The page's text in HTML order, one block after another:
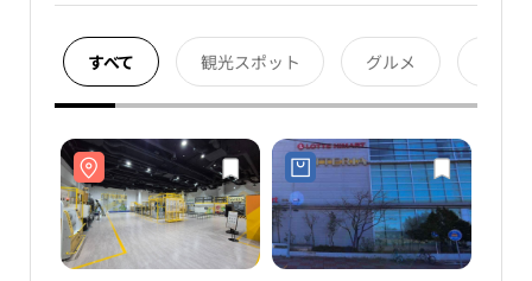
すべて 観光スポット グルメ